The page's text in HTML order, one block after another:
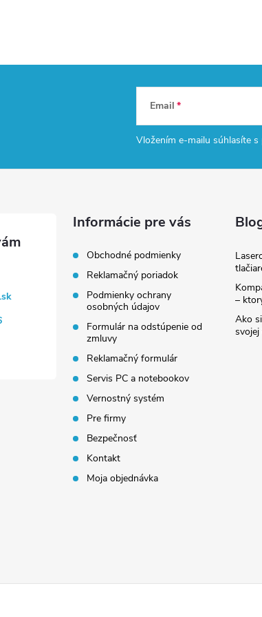
Email
Vložením e-mailu súhlasíte s
Informácie pre vás
Obchodné podmienky
Reklamačný poriadok
Podmienky ochrany
osobných údajov
Formulár na odstúpenie od
zmluvy
Reklamačný formulár
Servis PC a notebookov
Vernostný systém
Pre firmy
Bezpečnosť
Kontakt
Moja objednávka
–
Ako
svojej